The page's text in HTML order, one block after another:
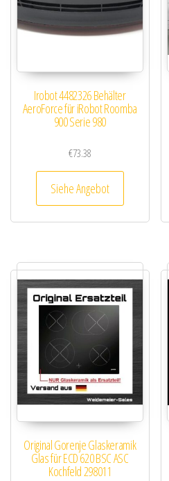
Irobot 4482326 Behälter
AeroForce für iRobot Roomba
900 Serie 980
€73.38
Siehe Angebot
Original Gorenje Glaskeramik
Glas für ECD 620 BSC ASC
Kochfeld 298011